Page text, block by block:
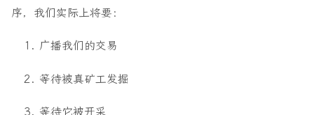
序，我们实际上将要：
广播我们的交易
等待被真矿工发掘
等待它被开采